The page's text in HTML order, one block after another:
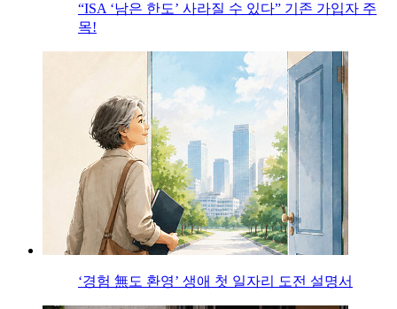
“ISA ‘남은 한도’ 사라질 수 있다” 기존 가입자 주
목!
‘경험 無도 환영’ 생애 첫 일자리 도전 설명서